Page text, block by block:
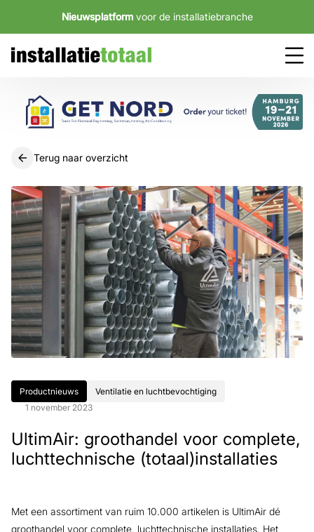
Nieuwsplatform voor de installatiebranche
Terug naar overzicht
Productnieuws
Ventilatie en luchtbevochtiging
1 november 2023
UltimAir: groothandel voor complete,
luchttechnische (totaal)installaties
Met een assortiment van ruim 10.000 artikelen is UltimAir dé
groothandel voor complete, luchttechnische installaties. Het